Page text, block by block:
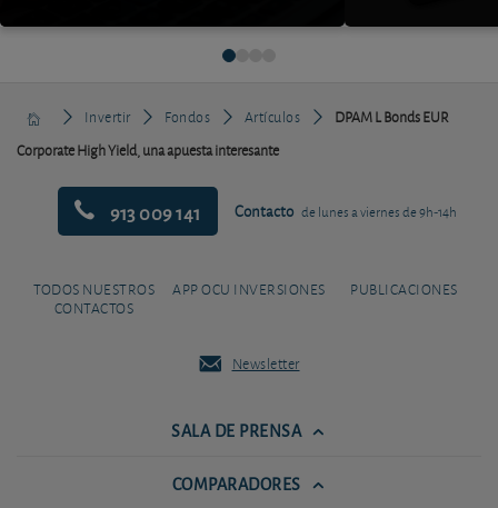
Invertir Fondos Artículos
DPAM L Bonds EUR
Corporate High Yield, una apuesta interesante
913 009 141 Contacto de lunes a viernes de 9h-14h
TODOS NUESTROS
CONTACTOS
APP OCU INVERSIONES PUBLICACIONES
Newsletter
SALA DE PRENSA
COMPARADORES